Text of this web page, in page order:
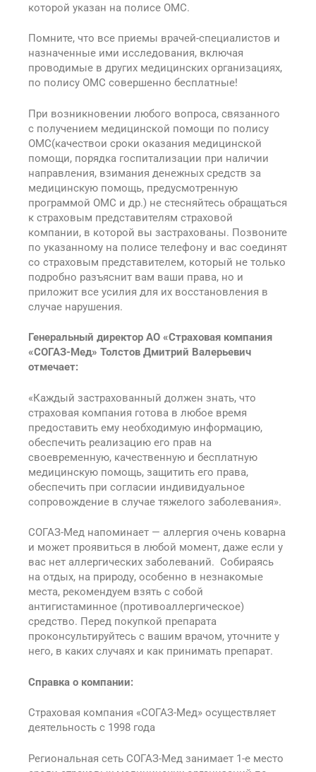
которой указан на полисе ОМС.
Помните, что все приемы врачей-специалистов и
назначенные ими исследования, включая
проводимые в других медицинских организациях,
по полису ОМС совершенно бесплатные!
При возникновении любого вопроса, связанного
с получением медицинской помощи по полису
ОМС(качествои сроки оказания медицинской
помощи, порядка госпитализации при наличии
направления, взимания денежных средств за
медицинскую помощь, предусмотренную
программой ОМС и др.) не стесняйтесь обращаться
к страховым представителям страховой
компании, в которой вы застрахованы. Позвоните
по указанному на полисе телефону и вас соединят
со страховым представителем, который не только
подробно разъяснит вам ваши права, но и
приложит все усилия для их восстановления в
случае нарушения.
Генеральный директор АО «Страховая компания
«СОГАЗ-Мед» Толстов Дмитрий Валерьевич
отмечает:
«Каждый застрахованный должен знать, что
страховая компания готова в любое время
предоставить ему необходимую информацию,
обеспечить реализацию его прав на
своевременную, качественную и бесплатную
медицинскую помощь, защитить его права,
обеспечить при согласии индивидуальное
сопровождение в случае тяжелого заболевания».
СОГАЗ-Мед напоминает — аллергия очень коварна
и может проявиться в любой момент, даже если у
вас нет аллергических заболеваний. Собираясь
на отдых, на природу, особенно в незнакомые
места, рекомендуем взять с собой
антигистаминное (противоаллергическое)
средство. Перед покупкой препарата
проконсультируйтесь с вашим врачом, уточните у
него, в каких случаях и как принимать препарат.
Справка о компании:
Страховая компания «СОГАЗ-Мед» осуществляет
деятельность с 1998 года
Региональная сеть СОГАЗ-Мед занимает 1-е место